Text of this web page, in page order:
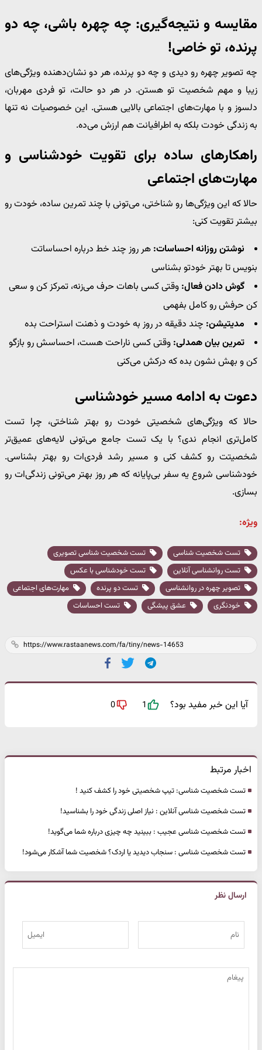
مقایسه و نتیجه‌گیری: چه چهره باشی، چه دو
پرنده، تو خاصی!
چه تصویر چهره رو دیدی و چه دو پرنده، هر دو نشان‌دهنده ویژگی‌های
زیبا و مهم شخصیت تو هستن. در هر دو حالت، تو فردی مهربان،
دلسوز و با مهارت‌های اجتماعی بالایی هستی. این خصوصیات نه تنها
به زندگی خودت بلکه به اطرافیانت هم ارزش می‌ده.
راهکارهای ساده برای تقویت خودشناسی و
مهارت‌های اجتماعی
حالا که این ویژگی‌ها رو شناختی، می‌تونی با چند تمرین ساده، خودت رو
بیشتر تقویت کنی:
نوشتن روزانه احساسات: هر روز چند خط درباره احساساتت
بنویس تا بهتر خودتو بشناسی
گوش دادن فعال: وقتی کسی باهات حرف می‌زنه، تمرکز کن و سعی
کن حرفش رو کامل بفهمی
مدیتیشن: چند دقیقه در روز به خودت و ذهنت استراحت بده
تمرین بیان همدلی: وقتی کسی ناراحت هست، احساسش رو بازگو
کن و بهش نشون بده که درکش می‌کنی
دعوت به ادامه مسیر خودشناسی
حالا که ویژگی‌های شخصیتی خودت رو بهتر شناختی، چرا تست
کامل‌تری انجام ندی؟ با یک تست جامع می‌تونی لایه‌های عمیق‌تر
شخصیتت رو کشف کنی و مسیر رشد فردی‌ات رو بهتر بشناسی.
خودشناسی شروع یه سفر بی‌پایانه که هر روز بهتر می‌تونی زندگی‌ات رو
بسازی.
ویژه:
تست شخصیت شناسی
تست شخصیت شناسی تصویری
تست روانشناسی آنلاین
تست خودشناسی با عکس
تصویر چهره در روانشناسی
تست دو پرنده
مهارت‌های اجتماعی
خودنگری
عشق پیشگی تست احساسات
آیا این خبر مفید بود؟ 1
0
اخبار مرتبط
تست شخصیت شناسی: تیپ شخصیتی خود را کشف کنید !
تست شخصیت شناسی آنلاین : نیاز اصلی زندگی خود را بشناسید!
تست شخصیت شناسی عجیب : ببینید چه چیزی درباره شما می‌گوید!
تست شخصیت شناسی : سنجاب دیدید یا اردک؟ شخصیت شما آشکار می‌شود!
ارسال نظر